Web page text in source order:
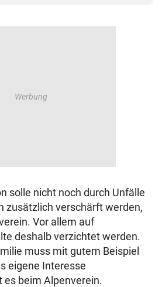
solle nicht noch durch Unfälle
zusätzlich verschärft werden,
Vor allem auf
deshalb verzichtet werden.
muss mit gutem Beispiel
eigene Interesse
es beim Alpenverein.